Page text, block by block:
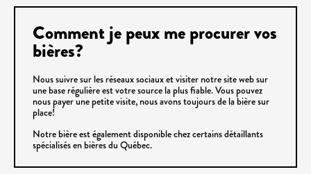
Comment je peux me procurer vos
bières?
Nous suivre sur les réseaux sociaux et visiter notre site web sur
une base régulière est votre source la plus fiable. Vous pouvez
nous payer une petite visite, nous avons toujours de la bière sur
place!
Notre bière est également disponible chez certains détaillants
spécialisés en bières du Québec.